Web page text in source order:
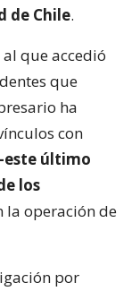
de Chile.
que accedió
que
ha
con
este último
los
la operación de
por